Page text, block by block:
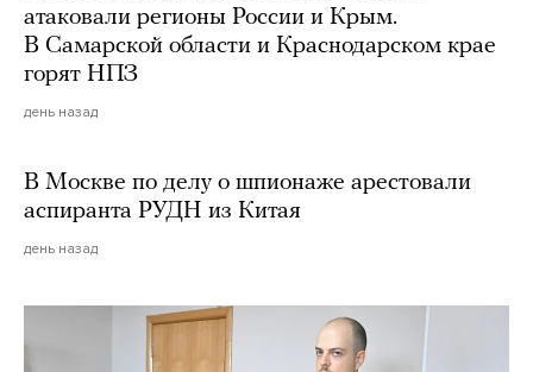
атаковали регионы России и Крым.
В Самарской области и Краснодарском крае
горят НПЗ
день назад
В Москве по делу о шпионаже арестовали
аспиранта РУДН из Китая
день назад